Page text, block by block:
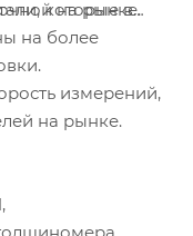
на рынке.
которые в
на более
измерений,
на рынке.